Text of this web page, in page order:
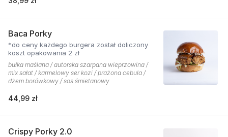
Baca Porky
*do ceny każdego burgera został doliczony
koszt opakowania 2 zł
bułka maślana / autorska szarpana wieprzowina /
mix sałat / karmelowy ser kozi / prażona cebula /
dżem borówkowy / sos śmietanowy
44,99 zł
Crispy Porky 2.0